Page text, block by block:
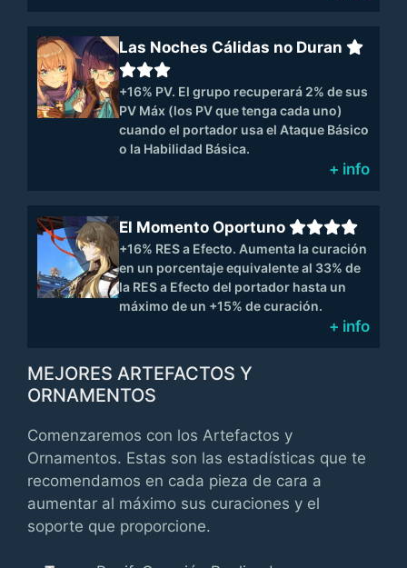
Las Noches Cálidas no Duran
+16% PV. El grupo recuperará 2% de sus
PV Máx (los PV que tenga cada uno)
cuando el portador usa el Ataque Básico
o la Habilidad Básica.
+ info
El Momento Oportuno
+16% RES a Efecto. Aumenta la curación
en un porcentaje equivalente al 33% de
la RES a Efecto del portador hasta un
máximo de un +15% de curación.
+ info
MEJORES ARTEFACTOS Y
ORNAMENTOS
Comenzaremos con los Artefactos y
Ornamentos. Estas son las estadísticas que te
recomendamos en cada pieza de cara a
aumentar al máximo sus curaciones y el
soporte que proporcione.